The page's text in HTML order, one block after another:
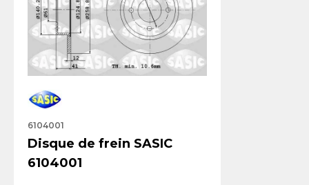
6104001
Disque de frein SASIC
6104001